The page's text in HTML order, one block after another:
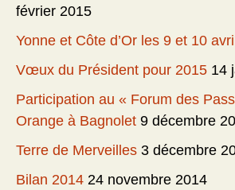
février 2015
Yonne et Côte d’Or les 9 et 10 avril
Vœux du Président pour 2015 14
Participation au « Forum des
Orange à Bagnolet 9 décembre
Terre de Merveilles 3 décembre
Bilan 2014 24 novembre 2014